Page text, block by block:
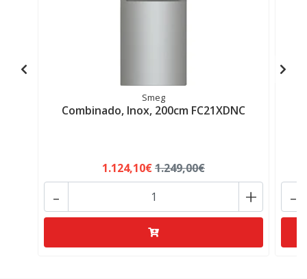
Smeg
Combinado, Inox, 200cm FC21XDNC
1.124,10€1.249,00€
+
- -